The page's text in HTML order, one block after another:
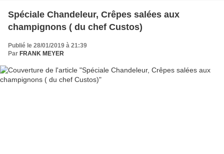
Spéciale Chandeleur, Crêpes salées aux
champignons ( du chef Custos)
Publié le 28/01/2019 à 21:39
Par FRANK MEYER